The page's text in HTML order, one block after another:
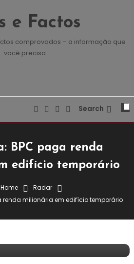
e Factos
comprovados – a informação que
você precisa
Search
BPC paga renda
edifício temporário
Home
Radar
renda milionária em edifício temporário